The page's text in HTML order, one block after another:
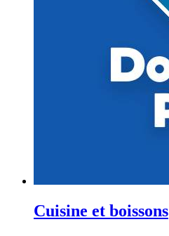
Cuisine et boissons